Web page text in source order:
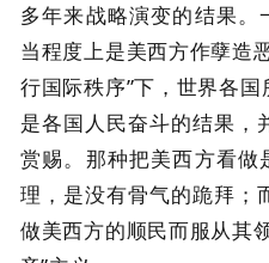
多年来战略演变的结果。
当程度上是美西方作孽造
行国际秩序”下，世界各
是各国人民奋斗的结果，
赏赐。那种把美西方看做
理，是没有骨气的跪拜；
做美西方的顺民而服从其